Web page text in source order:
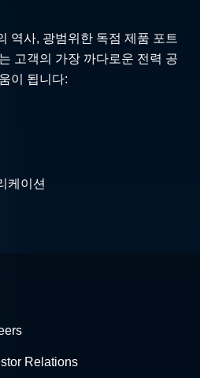
역사, 광범위한 독점 제품 포트
고객의 가장 까다로운 전력 공
이 됩니다:
케이션
Relations